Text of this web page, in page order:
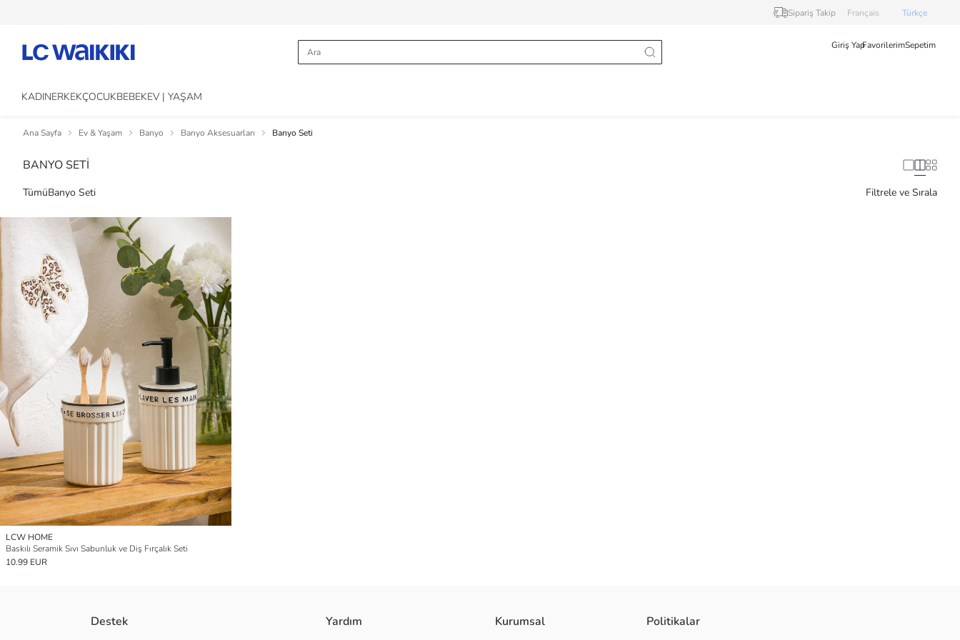
Sipariş Takip Français Türkçe
Giriş YapFavorilerimSepetim
KADINERKEKÇOCUKBEBEKEV | YAŞAM
Ana Sayfa Ev & Yaşam Banyo Banyo Aksesuarları Banyo Seti
BANYO SETİ
TümüBanyo Seti Filtrele ve Sırala
LCW HOME
Baskılı Seramik Sıvı Sabunluk ve Diş Fırçalık Seti
10.99 EUR
Destek Yardım Kurumsal Politikalar